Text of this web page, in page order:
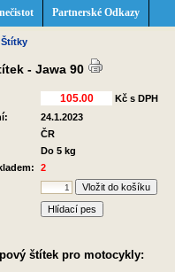
Partnerské Odkazy
- Jawa 90
Kč s DPH
24.1.2023
ČR
Do 5 kg
2
Hlídací pes
štítek pro motocykly: